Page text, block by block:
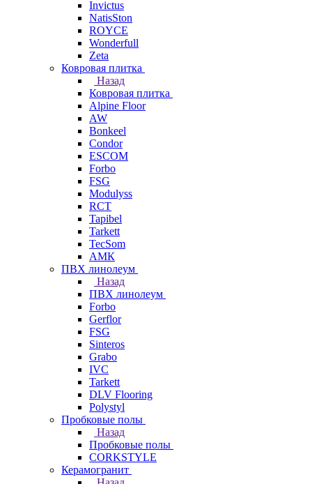
Invictus
NatisSton
ROYCE
Wonderfull
Zeta
Ковровая плитка
Назад
Ковровая плитка
Alpine Floor
AW
Bonkeel
Condor
ESCOM
Forbo
FSG
Modulyss
RCT
Tapibel
Tarkett
TecSom
АМК
ПВХ линолеум
Назад
ПВХ линолеум
Forbo
Gerflor
FSG
Sinteros
Grabo
IVC
Tarkett
DLV Flooring
Polystyl
Пробковые полы
Назад
Пробковые полы
CORKSTYLE
Керамогранит